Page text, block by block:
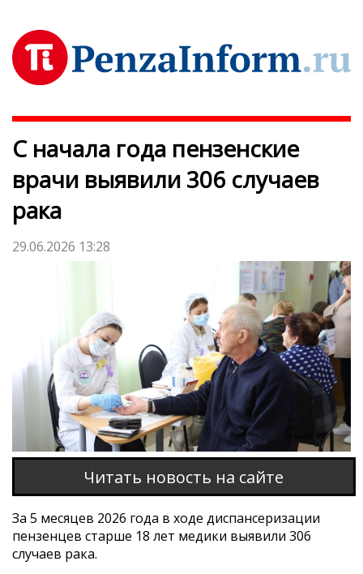
С начала года пензенские
врачи выявили 306 случаев
рака
29.06.2026 13:28
Читать новость на сайте
За 5 месяцев 2026 года в ходе диспансеризации
пензенцев старше 18 лет медики выявили 306
случаев рака.